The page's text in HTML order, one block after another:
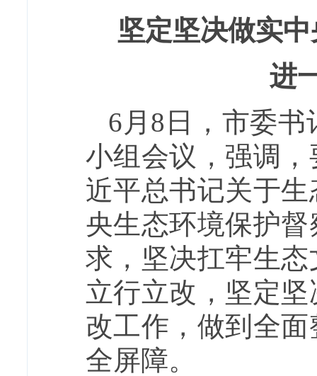
坚定坚决做实
进
6月8日，市委
小组会议，强调
近平总书记关于
央生态环境保护
求，坚决扛牢生
立行立改，坚定
改工作，做到全
全屏障。